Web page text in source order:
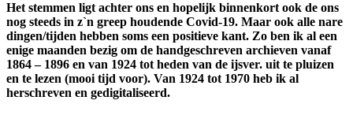
Het stemmen ligt achter ons en hopelijk binnenkort ook de ons
nog steeds in z`n greep houdende Covid-19. Maar ook alle nare
dingen/tijden hebben soms een positieve kant. Zo ben ik al een
enige maanden bezig om de handgeschreven archieven vanaf
1864 – 1896 en van 1924 tot heden van de ijsver. uit te pluizen
en te lezen (mooi tijd voor). Van 1924 tot 1970 heb ik al
herschreven en gedigitaliseerd.